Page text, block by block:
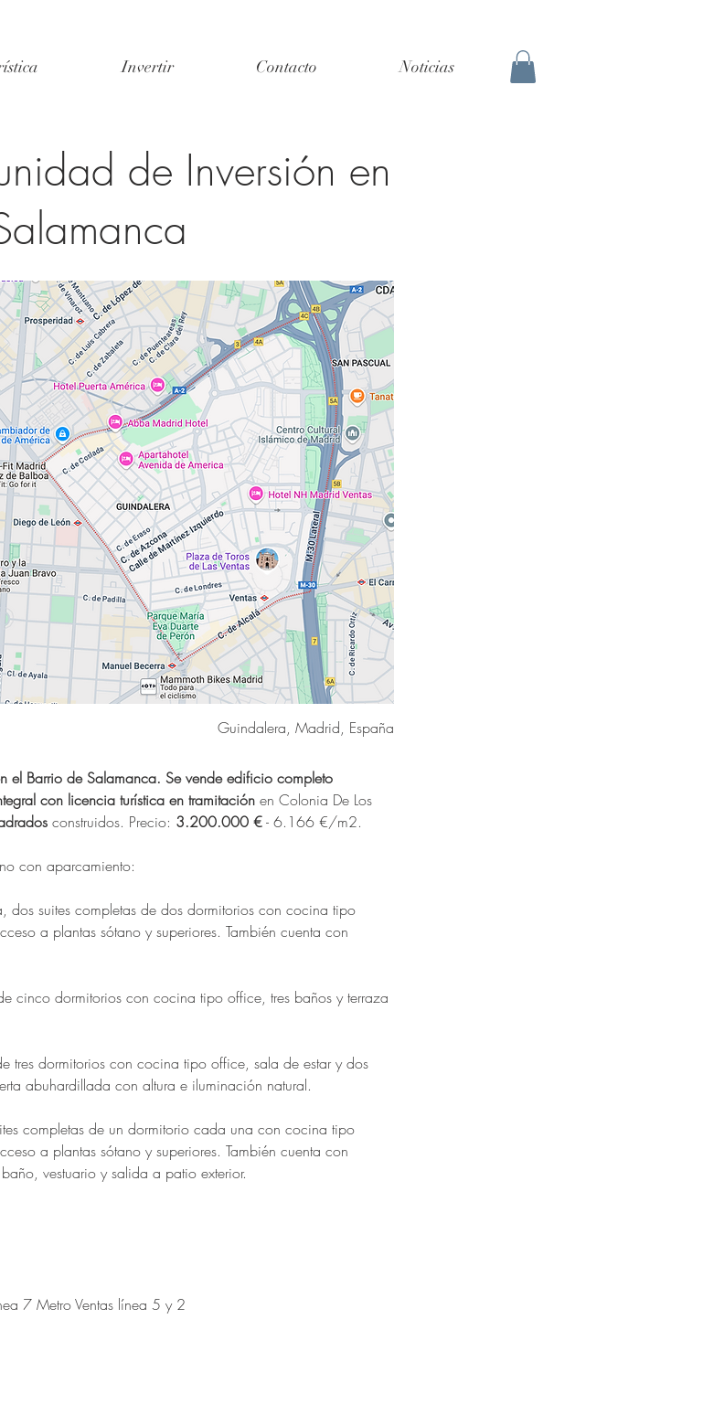
Invertir Contacto Noticias
de Inversión en
Guindalera, Madrid, España
el Barrio de Salamanca. Se vende edificio completo
con licencia turística en tramitación en Colonia De Los
construidos. Precio: 3.200.000 € - 6.166 €/m2.
con aparcamiento:
dos suites completas de dos dormitorios con cocina tipo
a plantas sótano y superiores. También cuenta con
cinco dormitorios con cocina tipo office, tres baños y terraza
tres dormitorios con cocina tipo office, sala de estar y dos
abuhardillada con altura e iluminación natural.
completas de un dormitorio cada una con cocina tipo
a plantas sótano y superiores. También cuenta con
vestuario y salida a patio exterior.
7 Metro Ventas línea 5 y 2